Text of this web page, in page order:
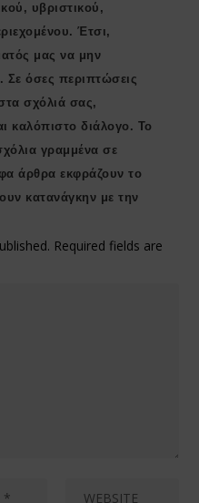
υβριστικού,
Έτσι,
μας να μην
Σε όσες περιπτώσεις
σχόλιά σας,
καλόπιστο διάλογο. Το
γραμμένα σε
άρθρα εκφράζουν το
κατανάγκην με την
Required fields are